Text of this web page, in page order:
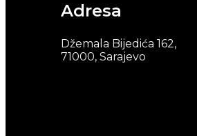
Adresa
Džemala Bijedića 162,
71000, Sarajevo